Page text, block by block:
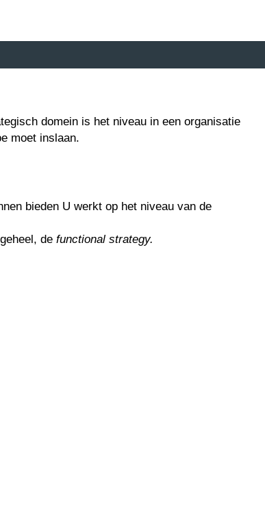
domein is het niveau in een organisatie
moet inslaan.
bieden U werkt op het niveau van de
de functional strategy.